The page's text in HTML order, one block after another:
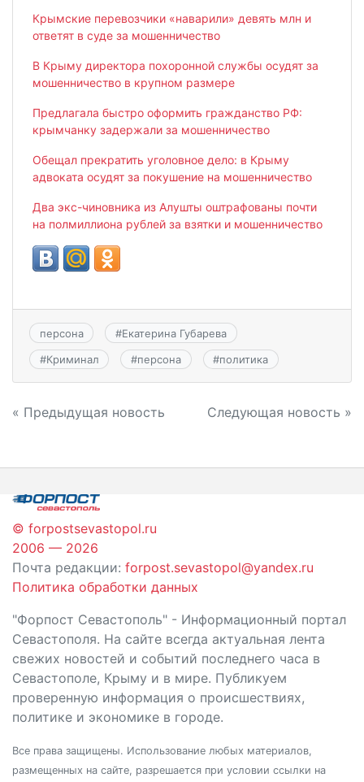
Крымские перевозчики «наварили» девять млн и
ответят в суде за мошенничество
В Крыму директора похоронной службы осудят за
мошенничество в крупном размере
Предлагала быстро оформить гражданство РФ:
крымчанку задержали за мошенничество
Обещал прекратить уголовное дело: в Крыму
адвоката осудят за покушение на мошенничество
Два экс-чиновника из Алушты оштрафованы почти
на полмиллиона рублей за взятки и мошенничество
персона #Екатерина Губарева
#Криминал #персона #политика
Навигация
записям
« Предыдущая новость Следующая новость »
© forpostsevastopol.ru
2006 — 2026
Почта редакции: forpost.sevastopol@yandex.ru
Политика обработки данных
"Форпост Севастополь" - Информационный портал
Севастополя. На сайте всегда актуальная лента
свежих новостей и событий последнего часа в
Севастополе, Крыму и в мире. Публикуем
проверенную информация о происшествиях,
политике и экономике в городе.
Все права защищены. Использование любых материалов,
размещенных на сайте, разрешается при условии ссылки на